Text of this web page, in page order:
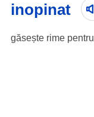
inopinat
găsește rime pentru